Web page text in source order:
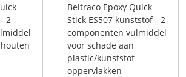
2-
Beltraco Epoxy Quick
Stick ES507 kunststof - 2-
componenten vulmiddel
voor schade aan
plastic/kunststof
oppervlakken